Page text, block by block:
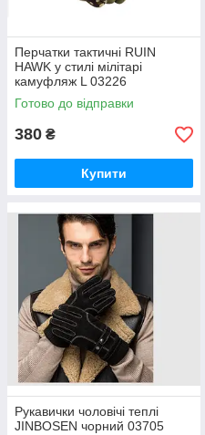
Перчатки тактичні RUIN
HAWK у стилі мілітарі
камуфляж L 03226
Готово до відправки
380 ₴
Купити
Рукавички чоловічі теплі
JINBOSEN чорний 03705